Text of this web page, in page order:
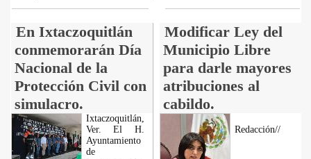
En Ixtaczoquitlán
conmemorarán Día
Nacional de la
Protección Civil con
simulacro.
Modificar Ley del
Municipio Libre
para darle mayores
atribuciones al
cabildo.
Ixtaczoquitlán,
Ver. El H.
Ayuntamiento
de
Redacción//